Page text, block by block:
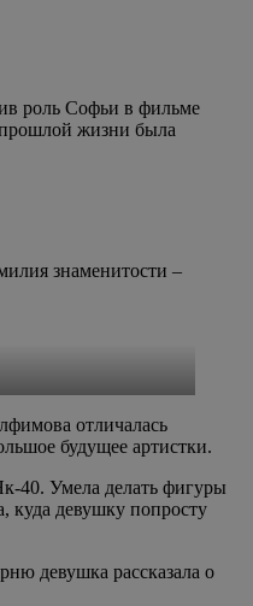
роль Софьи в фильме
прошлой жизни была
знаменитости –
отличалась
будущее артистки.
40. Умела делать фигуры
куда девушку попросту
девушка рассказала о